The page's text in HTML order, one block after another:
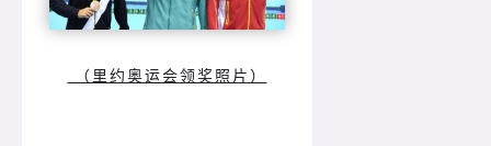
（里约奥运会领奖照片）